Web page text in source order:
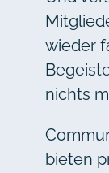
wieder
nichts
bieten